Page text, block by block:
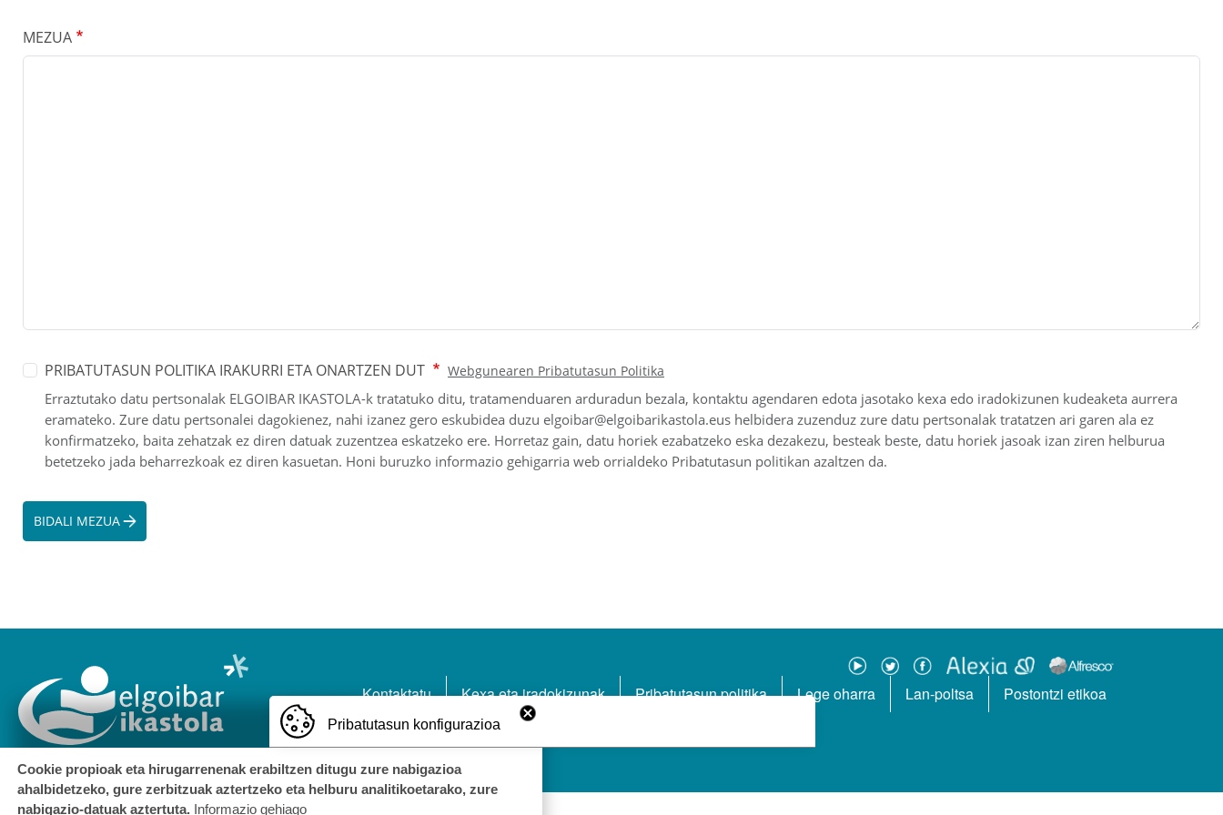
MEZUA
PRIBATUTASUN POLITIKA IRAKURRI ETA ONARTZEN DUT Webgunearen Pribatutasun Politika
Erraztutako datu pertsonalak ELGOIBAR IKASTOLA-k tratatuko ditu, tratamenduaren arduradun bezala, kontaktu agendaren edota jasotako kexa edo iradokizunen kudeaketa aurrera
eramateko. Zure datu pertsonalei dagokienez, nahi izanez gero eskubidea duzu elgoibar@elgoibarikastola.eus helbidera zuzenduz zure datu pertsonalak tratatzen ari garen ala ez
konfirmatzeko, baita zehatzak ez diren datuak zuzentzea eskatzeko ere. Horretaz gain, datu horiek ezabatzeko eska dezakezu, besteak beste, datu horiek jasoak izan ziren helburua
betetzeko jada beharrezkoak ez diren kasuetan. Honi buruzko informazio gehigarria web orrialdeko Pribatutasun politikan azaltzen da.
BIDALI MEZUA
ORRI-OINA
Kontaktatu Kexa eta iradokizunak Pribatutasun politika Lege oharra Lan-poltsa Postontzi etikoa
Pribatutasun konfigurazioa
Cookie propioak eta hirugarrenenak erabiltzen ditugu zure nabigazioa
ahalbidetzeko, gure zerbitzuak aztertzeko eta helburu analitikoetarako, zure
nabigazio-datuak aztertuta. Informazio gehiago